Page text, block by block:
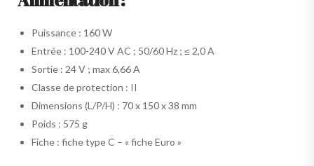
Puissance : 160 W
Entrée : 100-240 V AC ; 50/60 Hz ; ≤ 2,0 A
Sortie : 24 V ; max 6,66 A
Classe de protection : II
Dimensions (L/P/H) : 70 x 150 x 38 mm
Poids : 575 g
Fiche : fiche type C – « fiche Euro »